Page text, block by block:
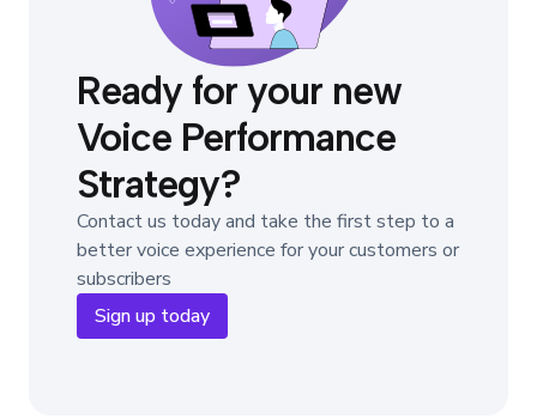
Ready for your new
Voice Performance
Strategy?
Contact us today and take the first step to a
better voice experience for your customers or
subscribers
Sign up today